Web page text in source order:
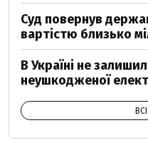
Суд повернув
вартістю близько
В Україні не
неушкодженої